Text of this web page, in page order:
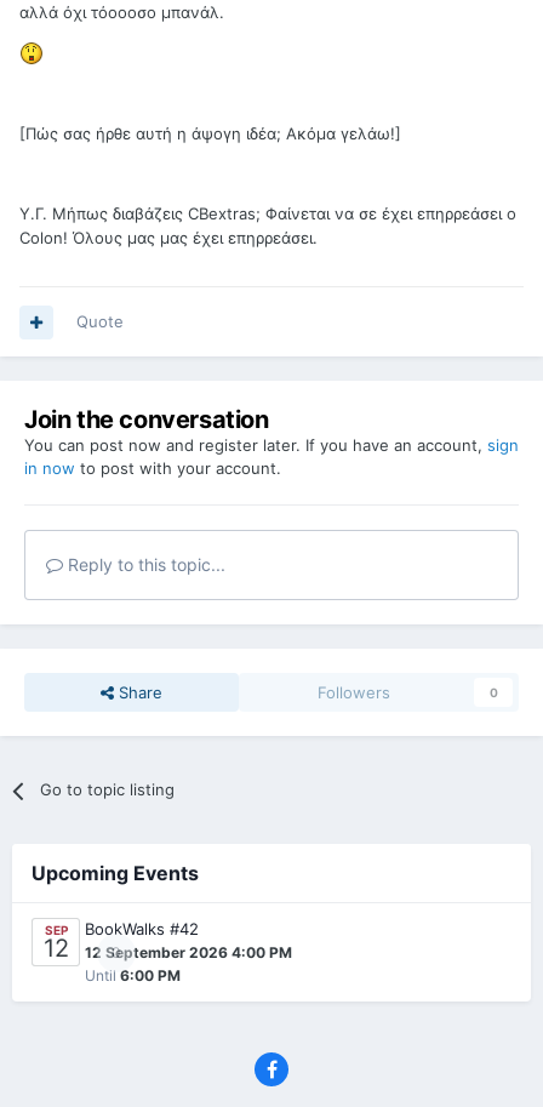
αλλά όχι τόοοοσο μπανάλ.
[Πώς σας ήρθε αυτή η άψογη ιδέα; Ακόμα γελάω!]
Υ.Γ. Μήπως διαβάζεις CBextras; Φαίνεται να σε έχει επηρρεάσει ο
Colon! Όλους μας μας έχει επηρρεάσει.
Quote
Join the conversation
You can post now and register later. If you have an account, sign
in now to post with your account.
Reply to this topic...
Share Followers 0
Go to topic listing
Upcoming Events
SEP
12 0
BookWalks #42
12 September 2026 4:00 PM
Until 6:00 PM